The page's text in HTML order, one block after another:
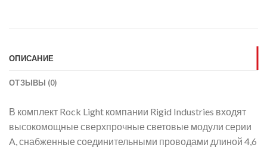
ОПИСАНИЕ
ОТЗЫВЫ (0)
В комплект Rock Light компании Rigid Industries входят
высокомощные сверхпрочные световые модули серии
A, снабженные соединительными проводами длиной 4,6